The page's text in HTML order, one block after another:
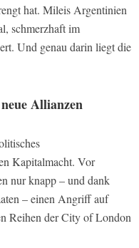
hat. Mileis Argentinien
schmerzhaft im
Und genau darin liegt die
Allianzen
Kapitalmacht. Vor
nur knapp – und dank
– einen Angriff auf
Reihen der City of London